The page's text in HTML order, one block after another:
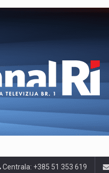
Centrala: +385 51 353 619